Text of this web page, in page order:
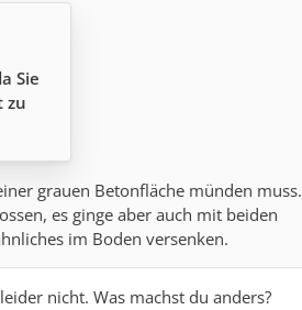
Sie
zu
grauen Betonfläche münden muss.
es ginge aber auch mit beiden
im Boden versenken.
nicht. Was machst du anders?